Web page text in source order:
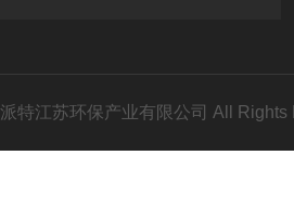
特江苏环保产业有限公司 All